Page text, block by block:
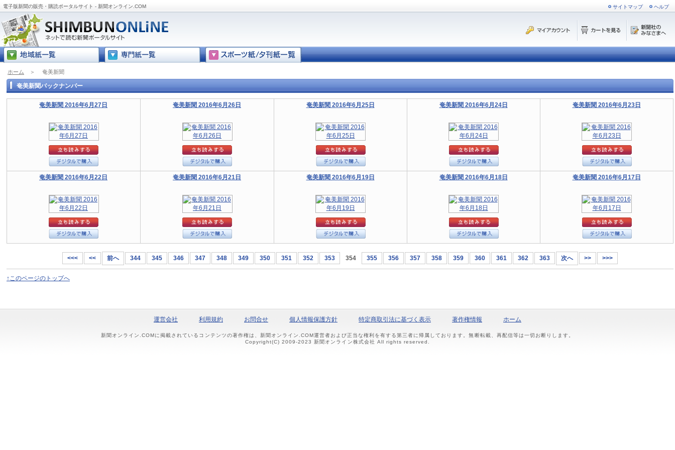
電子版新聞の販売・購読ポータルサイト - 新聞オンライン.COM サイトマップ ヘルプ
ホーム ＞ 奄美新聞
奄美新聞バックナンバー
奄美新聞 2016年6月27日 奄美新聞 2016年6月26日 奄美新聞 2016年6月25日 奄美新聞 2016年6月24日 奄美新聞 2016年6月23日
奄美新聞 2016年6月22日 奄美新聞 2016年6月21日 奄美新聞 2016年6月19日 奄美新聞 2016年6月18日 奄美新聞 2016年6月17日
<<< << 前へ 344 345 346 347 348 349 350 351 352 353 354 355 356 357 358 359 360 361 362 363 次へ >> >>>
↑このページのトップへ
運営会社 利用規約 お問合せ 個人情報保護方針 特定商取引法に基づく表示 著作権情報 ホーム
新聞オンライン.COMに掲載されているコンテンツの著作権は、新聞オンライン.COM運営者および正当な権利を有する第三者に帰属しております。無断転載、再配信等は一切お断りします。
Copyright(C) 2009-2023 新聞オンライン株式会社 All rights reserved.